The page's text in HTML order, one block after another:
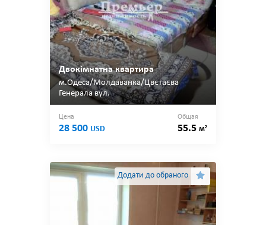
Двокімнатна квартира
м.Одеса/Молдаванка/Цвєтаєва
Генерала вул.
Цена
28 500 USD
Общая
55.5 м2
Додати до обраного